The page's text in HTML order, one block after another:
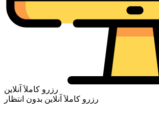
رزرو کاملاَ آنلاین
رزرو کاملاَ آنلاین بدون انتظار